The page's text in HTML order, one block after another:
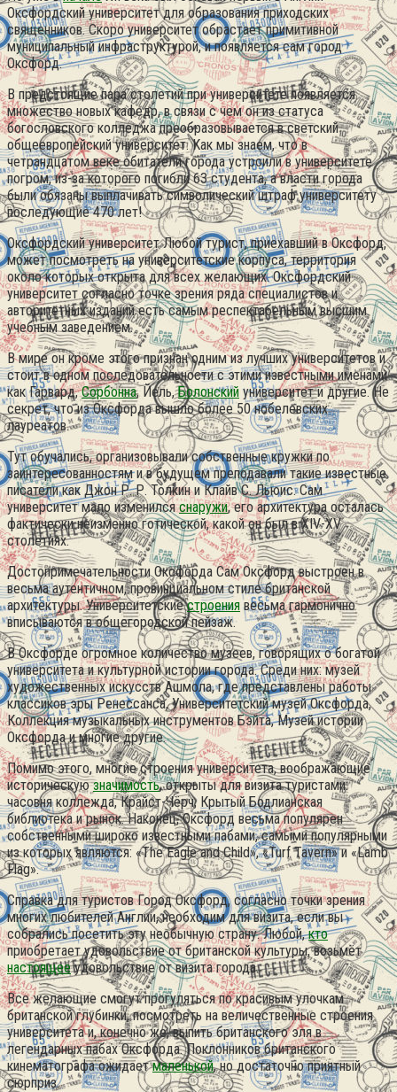
Оксфордский университет для образования приходских
священников. Скоро университет обрастает примитивной
муниципальный инфраструктурой, и появляется сам город
Оксфорд.
В предстоящие пара столетий при университете появляется
множество новых кафедр, в связи с чем он из статуса
богословского колледжа преобразовывается в светский
общеевропейский университет. Как мы знаем, что в
четрандцатом веке обитатели города устроили в университете
погром, из-за которого погибли 63 студента, а власти города
были обязаны выплачивать символический штраф университету
последующие 470 лет!
Оксфордский университет Любой турист, приехавший в Оксфорд,
может посмотреть на университетские корпуса, территория
около которых открыта для всех желающих. Оксфордский
университет согласно точке зрения ряда специалистов и
авторитетных изданий есть самым респектабельным высшим
учебным заведением.
В мире он кроме этого признан одним из лучших университетов и
стоит в одном последовательности с этими известными именами
как Гарвард,Сорбонна, Йель,Болонский университет и другие. Не
секрет, что из Оксфорда вышло более 50 нобелевских
лауреатов.
Тут обучались, организовывали собственные кружки по
заинтересованностям и в будущем преподавали такие известные
писатели как Джон Р. Р. Толкин и Клайв С. Льюис. Сам
университет мало изменилсяснаружи, его архитектура осталась
фактически неизменно готической, какой он был в XIV-XV
столетиях.
Достопримечательности Оксфорда Сам Оксфорд выстроен в
весьма аутентичном, провинциальном стиле британской
архитектуры. Университетскиестроениявесьма гармонично
вписываются в общегородской пейзаж.
В Оксфорде огромное количество музеев, говорящих о богатой
университета и культурной истории города. Среди них: музей
художественных искусств Ашмола, где представлены работы
классиков эры Ренессанса, Университетский музей Оксфорда,
Коллекция музыкальных инструментов Бэйта, Музей истории
Оксфорда и многие другие.
Помимо этого, многие строения университета, воображающие
историческуюзначимость, открыты для визита туристами:
часовня коллежда, Крайст-Чёрч, Крытый Бодлианская
библиотека и рынок. Наконец, Оксфорд весьма популярен
собственными широко известными пабами, самыми популярными
из которых являются: «The Eagle and Child», «Turf Tavern» и «Lamb
Flag».
Справка для туристов Город Оксфорд, согласно точки зрения
многих любителей Англии, необходим для визита, если вы
собрались посетить эту необычную страну. Любой,кто
приобретает удовольствие от британской культуры, возьмёт
настоящееудовольствие от визита города.
Все желающие смогут прогуляться по красивым улочкам
британской глубинки, посмотреть на величественные строения
университета и, конечно же, выпить британского эля в
легендарных пабах Оксфорда. Поклонников британского
кинематографа ожидаетмаленькой, но достаточно приятный
сюрприз.